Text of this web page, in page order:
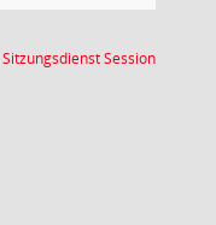
SitzungsdienstSession(Wird in